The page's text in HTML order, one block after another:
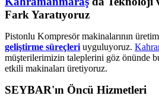
Fark Yaratıyoruz
Pistonlu Kompresör makinalarının
geliştirme süreçleri uyguluyoruz.
müşterilerimizin taleplerini göz önünde
etkili makinaları üretiyoruz.
SEYBAR'ın Öncü Hizmetleri